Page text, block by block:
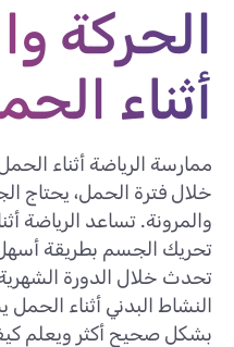
الحركة
أثناء
ممارسة الرياضة أثناء
خلال فترة الحمل، يحتاج
والمرونة. تساعد الرياضة
تحريك الجسم بطريقة أسهل
تحدث خلال الدورة
النشاط البدني أثناء
بشكل صحيح أكثر ويعلم